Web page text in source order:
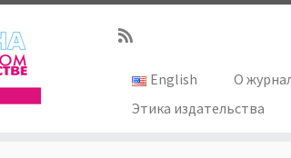
English О
Этика издательства